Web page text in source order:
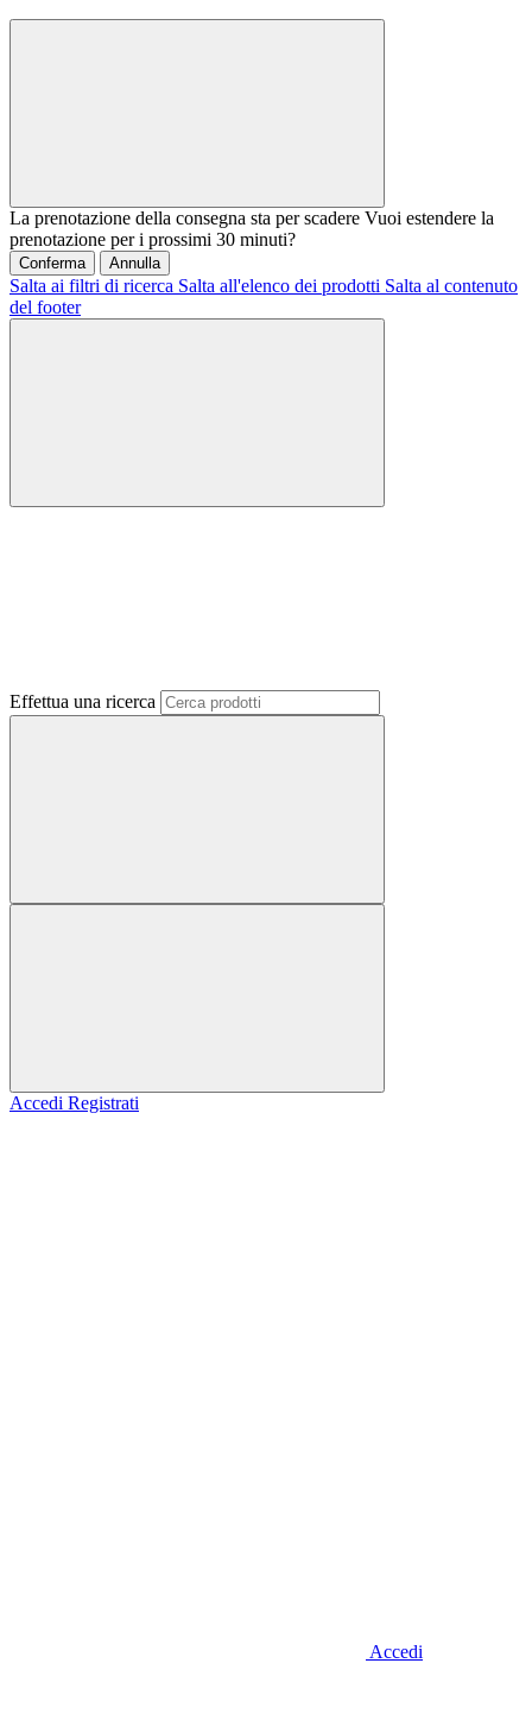
La prenotazione della consegna sta per scadere Vuoi estendere la
prenotazione per i prossimi 30 minuti?
Conferma Annulla
Salta ai filtri di ricerca Salta all'elenco dei prodotti Salta al contenuto
del footer
Effettua una ricerca
Accedi Registrati
Accedi